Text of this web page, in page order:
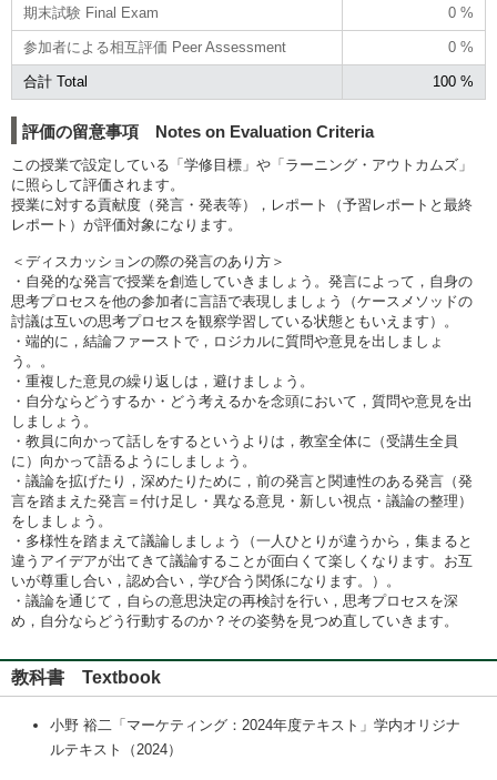
期末試験 Final Exam 0 %
参加者による相互評価 Peer Assessment 0 %
合計 Total 100 %
評価の留意事項 Notes on Evaluation Criteria
この授業で設定している「学修目標」や「ラーニング・アウトカムズ」
に照らして評価されます。
授業に対する貢献度（発言・発表等），レポート（予習レポートと最終
レポート）が評価対象になります。
＜ディスカッションの際の発言のあり方＞
・自発的な発言で授業を創造していきましょう。発言によって，自身の
思考プロセスを他の参加者に言語で表現しましょう（ケースメソッドの
討議は互いの思考プロセスを観察学習している状態ともいえます）。
・端的に，結論ファーストで，ロジカルに質問や意見を出しましょ
う。。
・重複した意見の繰り返しは，避けましょう。
・自分ならどうするか・どう考えるかを念頭において，質問や意見を出
しましょう。
・教員に向かって話しをするというよりは，教室全体に（受講生全員
に）向かって語るようにしましょう。
・議論を拡げたり，深めたりために，前の発言と関連性のある発言（発
言を踏まえた発言＝付け足し・異なる意見・新しい視点・議論の整理）
をしましょう。
・多様性を踏まえて議論しましょう（一人ひとりが違うから，集まると
違うアイデアが出てきて議論することが面白くて楽しくなります。お互
いが尊重し合い，認め合い，学び合う関係になります。）。
・議論を通じて，自らの意思決定の再検討を行い，思考プロセスを深
め，自分ならどう行動するのか？その姿勢を見つめ直していきます。
教科書 Textbook
小野 裕二「マーケティング：2024年度テキスト」学内オリジナ
ルテキスト（2024）